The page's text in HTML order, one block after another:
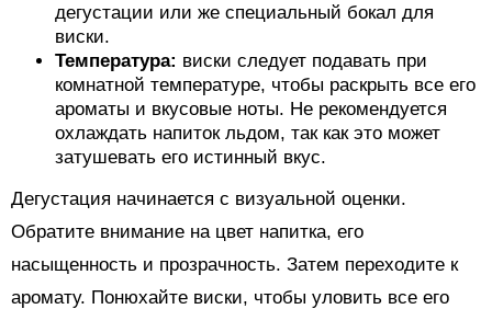
дегустации или же специальный бокал для
виски.
Температура: виски следует подавать при
комнатной температуре, чтобы раскрыть все его
ароматы и вкусовые ноты. Не рекомендуется
охлаждать напиток льдом, так как это может
затушевать его истинный вкус.
Дегустация начинается с визуальной оценки.
Обратите внимание на цвет напитка, его
насыщенность и прозрачность. Затем переходите к
аромату. Понюхайте виски, чтобы уловить все его